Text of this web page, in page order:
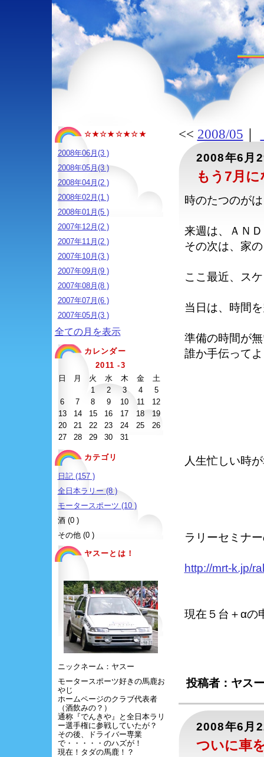
☆★☆★☆★☆★
2008年06月(3 )
2008年05月(3 )
2008年04月(2 )
2008年02月(1 )
2008年01月(5 )
2007年12月(2 )
2007年11月(2 )
2007年10月(3 )
2007年09月(9 )
2007年08月(8 )
2007年07月(6 )
2007年05月(3 )
全ての月を表示
カレンダー
2011 -3
日
月 火 水 木 金
土
1
2 3 4
5
6
7 8 9 10 11
12
13
14 15 16 17 18
19
20
21 22 23 24 25
26
27
28 29 30 31
カテゴリ
日記 (157 )
全日本ラリー (8 )
モータースポーツ (10 )
酒 (0 )
その他 (0 )
ヤスーとは！
ニックネーム：ヤスー
モータースポーツ好きの馬鹿お
やじ
ホームページのクラブ代表者
（酒飲みの？）
通称『でんきや』と全日本ラリ
ー選手権に参戦していたが？
その後、ドライバー専業
で・・・・・のハズが！
現在！タダの馬鹿！？
<< 2008/05 ｜
2008年6月
もう7月
時のたつのが
来週は、ＡＮ
その次は、家
ここ最近、ス
当日は、時間
準備の時間が
誰か手伝って
人生忙しい時
ラリーセミナ
http://mrt-k.jp/
現在５台＋αの
投稿者：ヤス
2008年6月
ついに車